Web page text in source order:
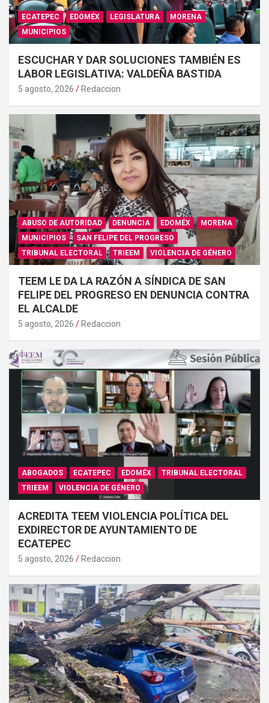
ECATEPEC EDOMÉX LEGISLATURA
MORENA
MUNICIPIOS
ESCUCHAR Y DAR SOLUCIONES TAMBIÉN ES
LABOR LEGISLATIVA: VALDEÑA BASTIDA
5 agosto, 2026 Redaccion
ABUSO DE AUTORIDAD DENUNCIA EDOMÉX
MORENA
MUNICIPIOS
SAN FELIPE DEL PROGRESO
TRIBUNAL ELECTORAL
TRIEEM VIOLENCIA DE GÉNERO
TEEM LE DA LA RAZÓN A SÍNDICA DE SAN
FELIPE DEL PROGRESO EN DENUNCIA CONTRA
EL ALCALDE
5 agosto, 2026 Redaccion
ABOGADOS ECATEPEC EDOMÉX
TRIBUNAL ELECTORAL
TRIEEM
VIOLENCIA DE GÉNERO
ACREDITA TEEM VIOLENCIA POLÍTICA DEL
EXDIRECTOR DE AYUNTAMIENTO DE
ECATEPEC
5 agosto, 2026 Redaccion